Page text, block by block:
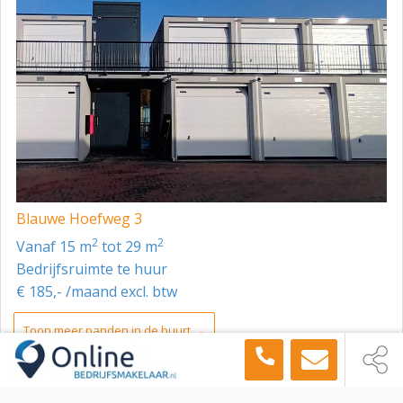
Blauwe Hoefweg 3
vanaf 15 m2 tot 29 m2
Bedrijfsruimte te huur
€ 185,- /maand excl. btw
Toon meer panden in de buurt →